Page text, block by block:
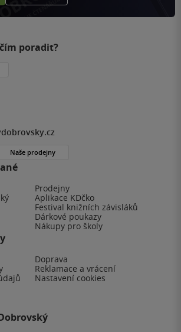
Prodejny
Aplikace KDčko
Festival knižních závisláků
Dárkové poukazy
Nákupy pro školy
Doprava
Reklamace a vrácení
Nastavení cookies
poradit?
Naše prodejny